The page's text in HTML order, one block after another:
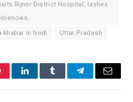
Bijnor District Hospital; lashes
khabar in hindi Uttar Pradesh
LinkedInTumblr TelegramEmail